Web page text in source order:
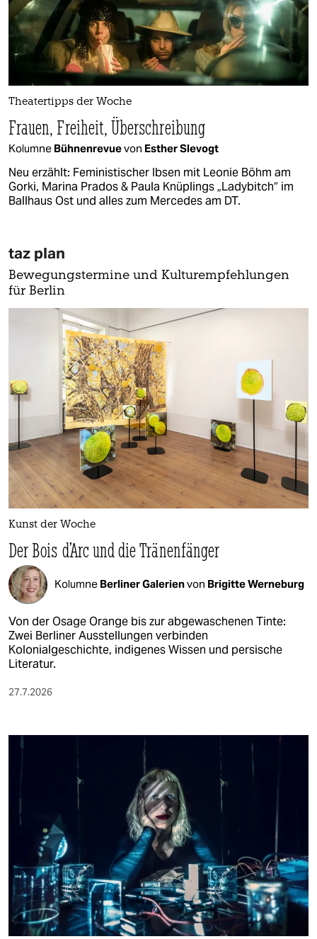
Theatertipps der Woche
Frauen, Freiheit, Überschreibung
Kolumne Bühnenrevuevon Esther Slevogt
Neu erzählt: Feministischer Ibsen mit Leonie Böhm am
Gorki, Marina Prados & Paula Knüplings „Ladybitch“ im
Ballhaus Ost und alles zum Mercedes am DT.
taz plan
Bewegungstermine und Kulturempfehlungen
für Berlin
Kunst der Woche
Der Bois d’Arc und die Tränenfänger
Kolumne Berliner Galerienvon Brigitte Werneburg
Von der Osage Orange bis zur abgewaschenen Tinte:
Zwei Berliner Ausstellungen verbinden
Kolonialgeschichte, indigenes Wissen und persische
Literatur.
27.7.2026